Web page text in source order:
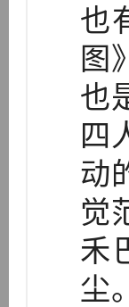
也
图
也
四
动
觉
禾
尘